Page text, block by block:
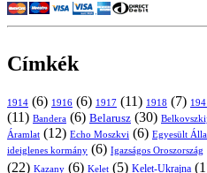
Címkék
1914 (6) 1916 (6) 1917 (11) 1918 (7)
(11) Bandera (6) Belarusz (30) Belkovszkij
Áramlat (12) Echo Moszkvi (6) Egyesült
ideiglenes kormány (6) Igazságos Oroszország
(22) Kazany (6) Kelet (5) Kelet-Ukrajna